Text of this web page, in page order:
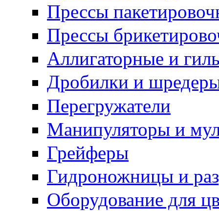
Прессы
Прессы
Аллигаторные и
Дробилки и
Перегружатели
Манипуляторы и
Грейферы
Гидроножницы и
Оборудование для